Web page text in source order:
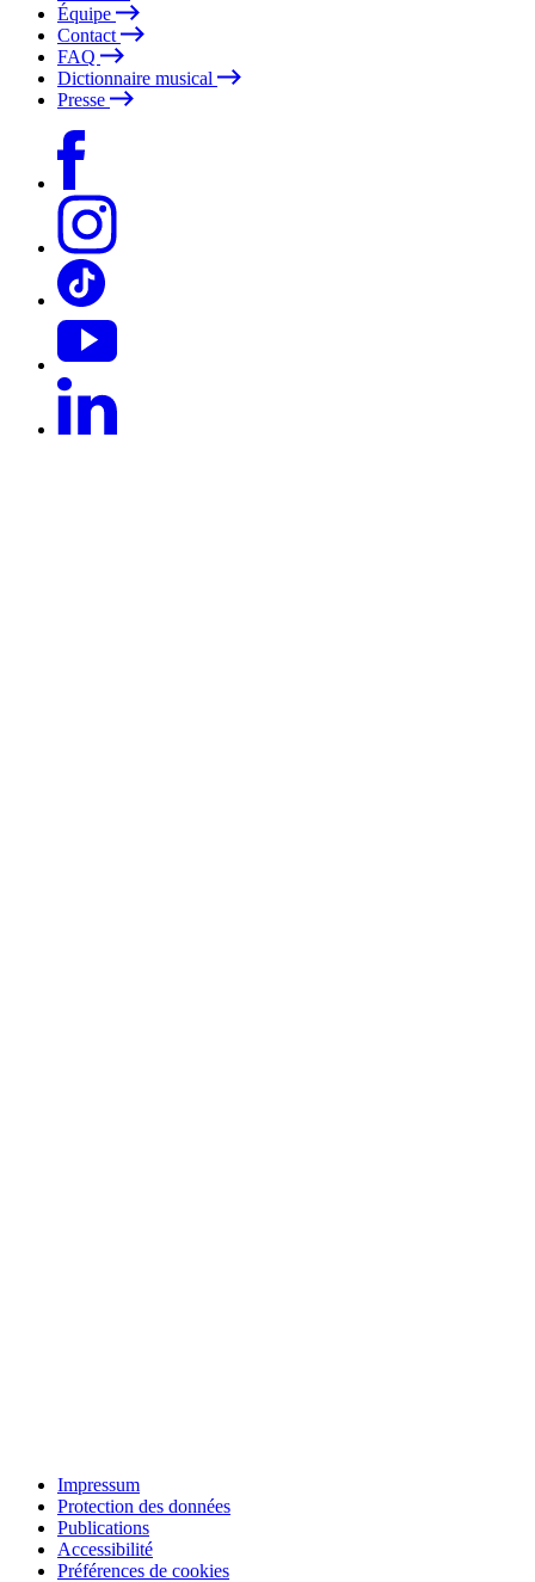
Équipe
Contact
FAQ
Dictionnaire musical
Presse
Impressum
Protection des données
Publications
Accessibilité
Préférences de cookies